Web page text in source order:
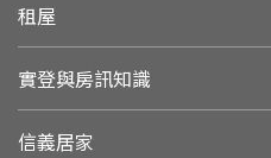
租屋
實登與房訊知識
信義居家